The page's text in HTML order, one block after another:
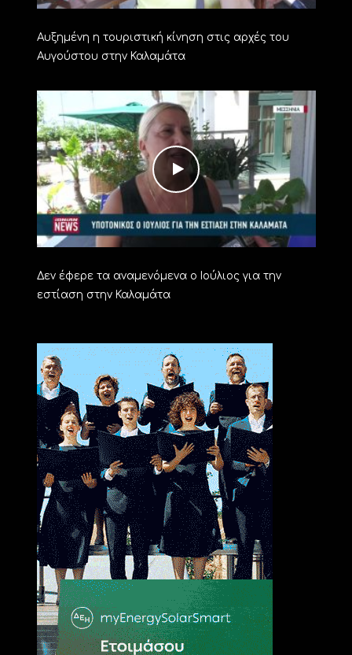
Αυξημένη η τουριστική κίνηση στις αρχές του
Αυγούστου στην Καλαμάτα
Δεν έφερε τα αναμενόμενα ο Ιούλιος για την
εστίαση στην Καλαμάτα